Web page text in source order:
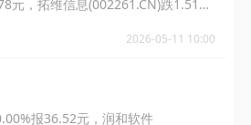
元，拓维信息(002261.CN)跌1.51%
2026-05-11 10:00
报36.52元，润和软件